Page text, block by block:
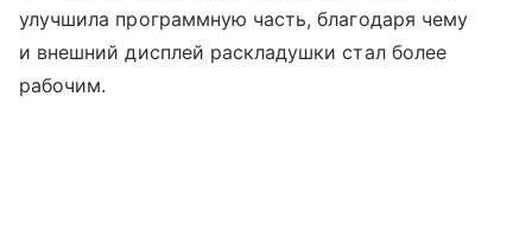
улучшила программную часть, благодаря чему
и внешний дисплей раскладушки стал более
рабочим.